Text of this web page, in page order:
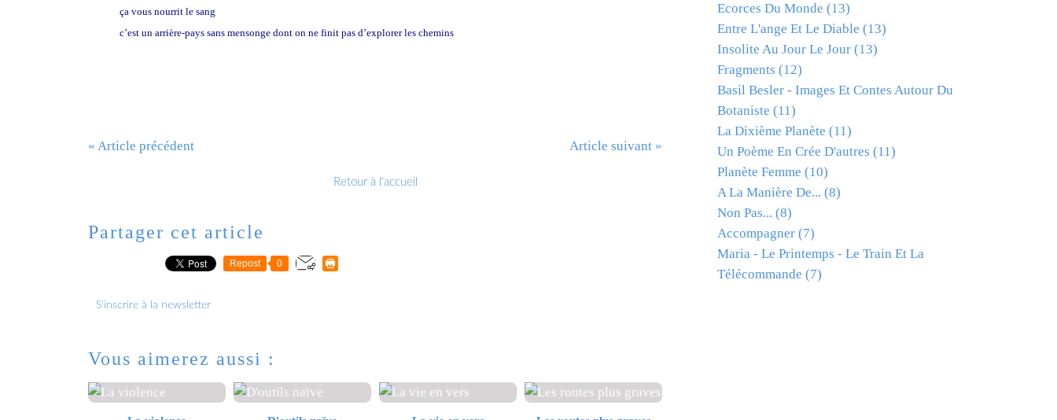
ça vous nourrit le sang
c’est un arrière-pays sans mensonge dont on ne finit pas d’explorer les chemins
« Article précédent Article suivant »
Retour à l'accueil
Partager cet article
Repost 0
S'inscrire à la newsletter
Vous aimerez aussi :
Ecorces Du Monde (13)
Entre L'ange Et Le Diable (13)
Insolite Au Jour Le Jour (13)
Fragments (12)
Basil Besler - Images Et Contes Autour Du
Botaniste (11)
La Dixième Planète (11)
Un Poème En Crée D'autres (11)
Planète Femme (10)
A La Manière De... (8)
Non Pas... (8)
Accompagner (7)
Maria - Le Printemps - Le Train Et La
Télécommande (7)